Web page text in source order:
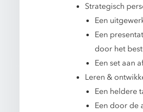
Strategisch
Een
Een
door het
Een set aan
Leren &
Een heldere
Een door de